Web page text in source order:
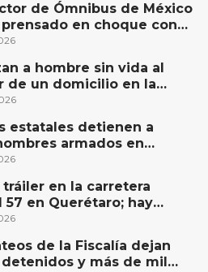
de Ómnibus de México
en choque con
en San Juan del Río
a hombre sin vida al
de un domicilio en la
El Rodeo, San Juan del
estatales detienen a
armados en
tráiler en la carretera
57 en Querétaro; hay
de combustible
de la Fiscalía dejan
y más de mil